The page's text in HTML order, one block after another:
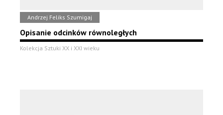
Andrzej Feliks Szumigaj
Opisanie odcinków równoległych
Kolekcja Sztuki XX i XXI wieku